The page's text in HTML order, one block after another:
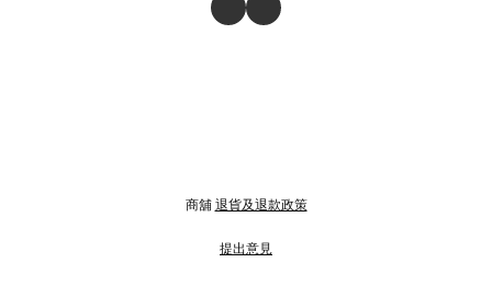
商舖 退貨及退款政策
提出意見